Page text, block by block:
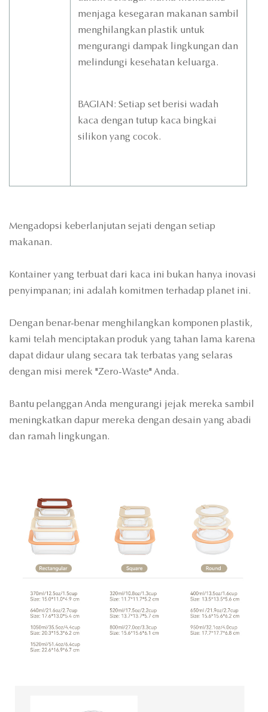
menjaga kesegaran makanan sambil
menghilangkan plastik untuk
mengurangi dampak lingkungan dan
melindungi kesehatan keluarga.
BAGIAN: Setiap set berisi wadah
kaca dengan tutup kaca bingkai
silikon yang cocok.
Mengadopsi keberlanjutan sejati dengan setiap
makanan.
Kontainer yang terbuat dari kaca ini bukan hanya inovasi
penyimpanan; ini adalah komitmen terhadap planet ini.
Dengan benar-benar menghilangkan komponen plastik,
kami telah menciptakan produk yang tahan lama karena
dapat didaur ulang secara tak terbatas yang selaras
dengan misi merek "Zero-Waste" Anda.
Bantu pelanggan Anda mengurangi jejak mereka sambil
meningkatkan dapur mereka dengan desain yang abadi
dan ramah lingkungan.